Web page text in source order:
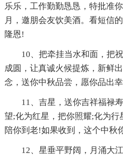
乐乐，工作勤勤恳恳，特批准
月，邀朋会友饮美酒。看短信
隆恩!
10、把牵挂当水和面，把
成圆，让真诚火候提炼，新鲜
念，送你中秋品尝，愿你品出
11、吉星，送你吉祥福禄
望;化为红星，把你照耀;化为行
陪你到老!如果收到，这个中秋
12、星垂平野阔，月涌大